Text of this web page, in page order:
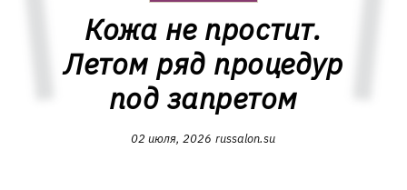
Кожа не простит.
Летом ряд процедур
под запретом
02 июля, 2026 russalon.su